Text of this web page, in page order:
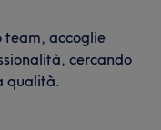
team, accoglie
cercando
qualità.